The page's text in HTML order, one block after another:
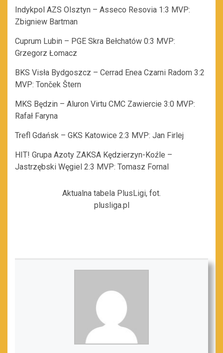
Indykpol AZS Olsztyn – Asseco Resovia 1:3 MVP:
Zbigniew Bartman
Cuprum Lubin – PGE Skra Bełchatów 0:3 MVP:
Grzegorz Łomacz
BKS Visła Bydgoszcz – Cerrad Enea Czarni Radom 3:2
MVP: Tonček Štern
MKS Będzin – Aluron Virtu CMC Zawiercie 3:0 MVP:
Rafał Faryna
Trefl Gdańsk – GKS Katowice 2:3 MVP: Jan Firlej
HIT! Grupa Azoty ZAKSA Kędzierzyn-Koźle –
Jastrzębski Węgiel 2:3 MVP: Tomasz Fornal
Aktualna tabela PlusLigi, fot.
plusliga.pl